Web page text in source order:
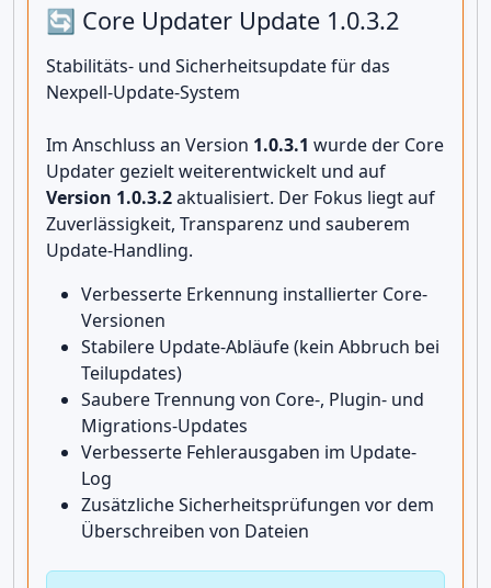
🔄 Core Updater Update 1.0.3.2
Stabilitäts- und Sicherheitsupdate für das
Nexpell-Update-System
Im Anschluss an Version 1.0.3.1 wurde der Core
Updater gezielt weiterentwickelt und auf
Version 1.0.3.2aktualisiert. Der Fokus liegt auf
Zuverlässigkeit, Transparenz und sauberem
Update-Handling.
Verbesserte Erkennung installierter Core-
Versionen
Stabilere Update-Abläufe (kein Abbruch bei
Teilupdates)
Saubere Trennung von Core-, Plugin- und
Migrations-Updates
Verbesserte Fehlerausgaben im Update-
Log
Zusätzliche Sicherheitsprüfungen vor dem
Überschreiben von Dateien